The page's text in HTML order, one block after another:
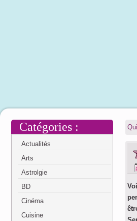
Catégories :
Actualités
Arts
Astrolgie
BD
Cinéma
Cuisine